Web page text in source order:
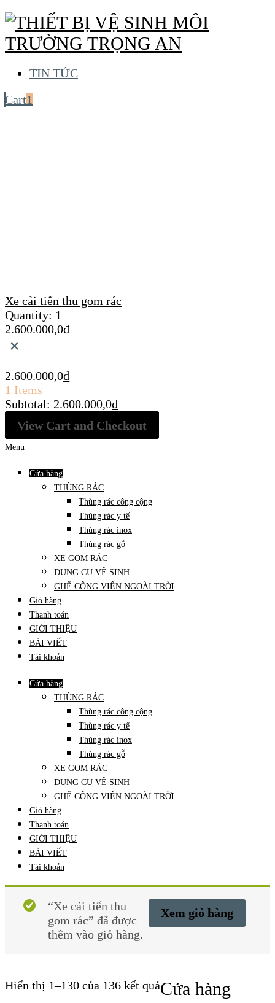
TIN TỨC
Cart1
Xe cải tiến thu gom rác
Quantity: 1
2.600.000,0₫
×
2.600.000,0₫
1 Items
Subtotal: 2.600.000,0₫
View Cart and Checkout
Menu
Cửa hàng
THÙNG RÁC
Thùng rác công cộng
Thùng rác y tế
Thùng rác inox
Thùng rác gỗ
XE GOM RÁC
DỤNG CỤ VỆ SINH
GHẾ CÔNG VIÊN NGOÀI TRỜI
Giỏ hàng
Thanh toán
GIỚI THIỆU
BÀI VIẾT
Tài khoản
Cửa hàng
THÙNG RÁC
Thùng rác công cộng
Thùng rác y tế
Thùng rác inox
Thùng rác gỗ
XE GOM RÁC
DỤNG CỤ VỆ SINH
GHẾ CÔNG VIÊN NGOÀI TRỜI
Giỏ hàng
Thanh toán
GIỚI THIỆU
BÀI VIẾT
Tài khoản
Xem giỏ hàng
“Xe cải tiến thu
gom rác” đã được
thêm vào giỏ hàng.
Hiển thị 1–130 của 136 kết quảCửa hàng